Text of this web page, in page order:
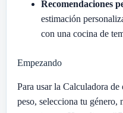
Recomendaciones
estimación
con una cocina de
Empezando
Para usar la Calculadora
peso, selecciona tu